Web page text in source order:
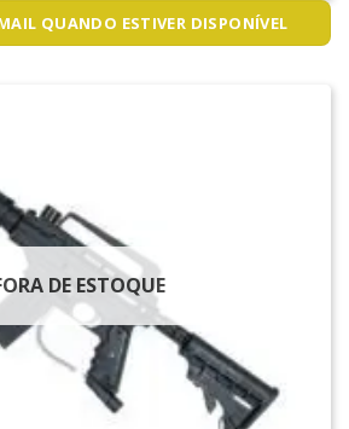
QUANDO ESTIVER DISPONÍVEL
DE ESTOQUE